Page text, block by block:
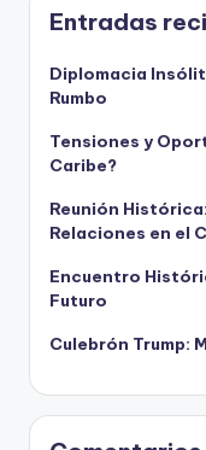
Entradas
Diplomacia
Rumbo
Tensiones y
Caribe?
Reunión
Relaciones en el
Encuentro
Futuro
Culebrón Trump: